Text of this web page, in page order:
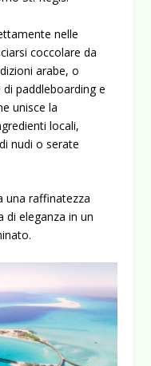
nelle
coccolare da
arabe, o
paddleboarding e
unisce la
locali,
nudi o serate
una raffinatezza
di eleganza in un